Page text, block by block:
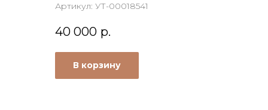
Артикул: УТ-00018541
40 000 р.
В корзину